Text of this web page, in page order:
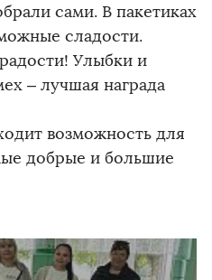
сами. В пакетиках
сладости.
Улыбки и
– лучшая награда
возможность для
добрые и большие